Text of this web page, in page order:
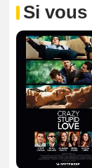
Si vous